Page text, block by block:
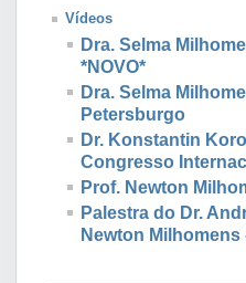
Vídeos
Dra. Selma
*NOVO*
Dra. Selma
Petersburgo
Dr. Konstantin
Congresso
Prof. Newton
Palestra do Dr.
Newton Milhomens